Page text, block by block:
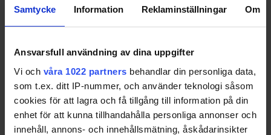
Samtycke Information Reklaminställningar Om
Ansvarsfull användning av dina uppgifter
Vi och våra 1022 partners behandlar din personliga data,
som t.ex. ditt IP-nummer, och använder teknologi såsom
cookies för att lagra och få tillgång till information på din
enhet för att kunna tillhandahålla personliga annonser och
innehåll, annons- och innehållsmätning, åskådarinsikter
kommer att finnas med under lång tid.
metoder för så kallad "carbon capture and
storage", CSS. Man fångar upp koldioxiden direkt
vid kraftverkens skorstensmynning och pumpar ner
den under jorden. Tekniken finns och används, men
ännu i mycket liten skala.